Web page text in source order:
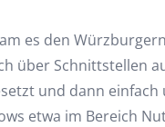
es den
über Schnittstellen
und dann
etwa im Bereich